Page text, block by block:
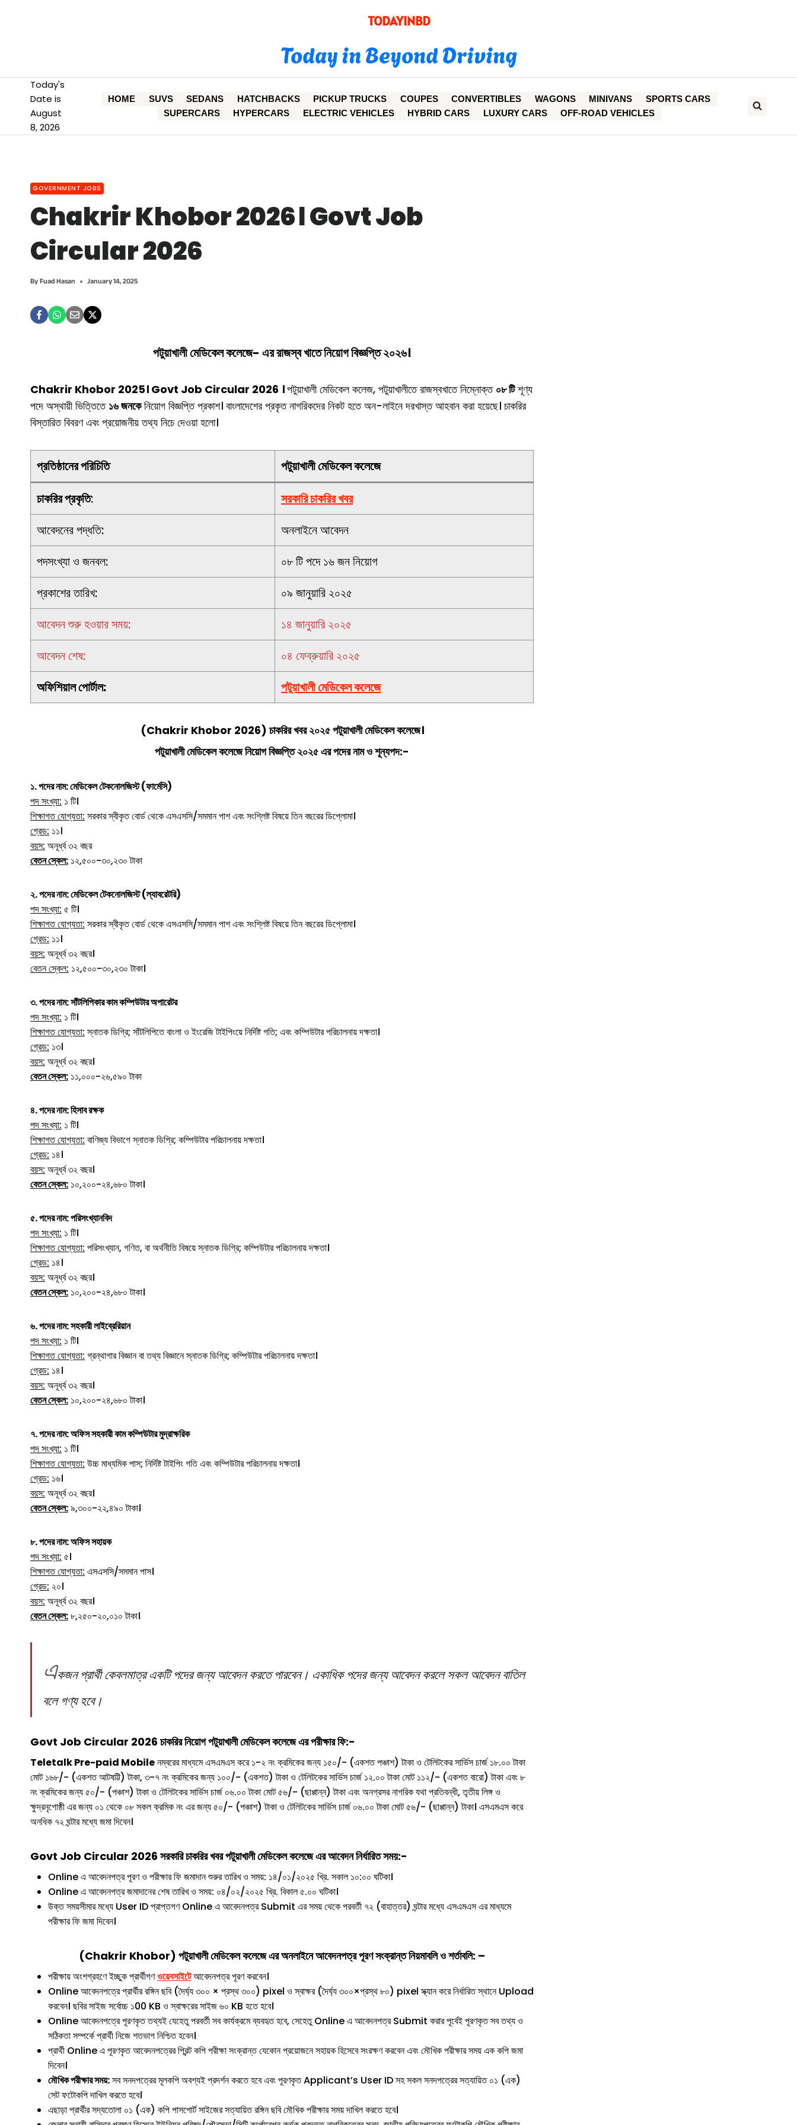
TODAYINBD
Today in Beyond Driving
Today's
Date is
August
8, 2026
HOME SUVS SEDANS HATCHBACKS PICKUP TRUCKS COUPES CONVERTIBLES WAGONS MINIVANS
SPORTS CARS
SUPERCARS
HYPERCARS ELECTRIC VEHICLES HYBRID CARS LUXURY CARS OFF-ROAD VEHICLES
GOVERNMENT JOBS
Chakrir Khobor 2026। Govt Job
Circular 2026
ByFuad Hasan January 14, 2025
পটুয়াখালী মেডিকেল কলেজে- এর রাজস্ব খাতে নিয়োগ বিজ্ঞপ্তি ২০২৬।
Chakrir Khobor 2025। Govt Job Circular 2026 ।পটুয়াখালী মেডিকেল কলেজ, পটুয়াখালীতে রাজস্বখাতে নিম্নোক্ত ০৮ টিশূণ্য
পদে অস্থায়ী ভিত্তিতে ১৬ জনকেনিয়োগ বিজ্ঞপ্তি প্রকাশ। বাংলাদেশের প্রকৃত নাগরিকদের নিকট হতে অন-লাইনে দরখাস্ত আহবান করা হয়েছে। চাকরির
বিস্তারিত বিবরণ এবং প্রয়োজনীয় তথ্য নিচে দেওয়া হলো।
প্রতিষ্ঠানের পরিচিতি
পটুয়াখালী মেডিকেল কলেজে
চাকরির প্রকৃতি:
সরকারি চাকরির খবর
আবেদনের পদ্ধতি:
অনলাইনে আবেদন
পদসংখ্যা ও জনবল:
০৮ টি পদে ১৬ জন নিয়োগ
প্রকাশের তারিখ:
০৯ জানুয়ারি ২০২৫
আবেদন শুরু হওয়ার সময়:
১৪ জানুয়ারি ২০২৫
আবেদন শেষ:
০৪ ফেব্রুয়ারি ২০২৫
অফিশিয়াল পোর্টাল:
পটুয়াখালী মেডিকেল কলেজে
(Chakrir Khobor 2026) চাকরির খবর ২০২৫পটুয়াখালী মেডিকেল কলেজে।
পটুয়াখালী মেডিকেল কলেজেনিয়োগ বিজ্ঞপ্তি ২০২৫ এর পদের নাম ও শূন্যপদ:-
১. পদের নাম: মেডিকেল টেকনোলজিস্ট (ফার্মেসি)
পদ সংখ্যা: ১ টি।
শিক্ষাগত যোগ্যতা: সরকার স্বীকৃত বোর্ড থেকে এসএসসি/সমমান পাশ এবং সংশ্লিষ্ট বিষয়ে তিন বছরের ডিপ্লোমা।
গ্রেড: ১১।
বয়স: অনূর্ধ্ব ৩২ বছর
বেতন স্কেল: ১২,৫০০-৩০,২৩০ টাকা
২. পদের নাম: মেডিকেল টেকনোলজিস্ট (ল্যাবরেটরি)
পদ সংখ্যা: ৫ টি।
শিক্ষাগত যোগ্যতা: সরকার স্বীকৃত বোর্ড থেকে এসএসসি/সমমান পাশ এবং সংশ্লিষ্ট বিষয়ে তিন বছরের ডিপ্লোমা।
গ্রেড: ১১।
বয়স: অনূর্ধ্ব ৩২ বছর।
বেতন স্কেল: ১২,৫০০-৩০,২৩০ টাকা।
৩. পদের নাম: সাঁটলিপিকার কাম কম্পিউটার অপারেটর
পদ সংখ্যা: ১ টি।
শিক্ষাগত যোগ্যতা:স্নাতক ডিগ্রি; সাঁটলিপিতে বাংলা ও ইংরেজি টাইপিংয়ে নির্দিষ্ট গতি; এবং কম্পিউটার পরিচালনায় দক্ষতা।
গ্রেড: ১৩।
বয়স: অনূর্ধ্ব ৩২ বছর।
বেতন স্কেল: ১১,০০০-২৬,৫৯০ টাকা
৪. পদের নাম: হিসাব রক্ষক
পদ সংখ্যা: ১ টি।
শিক্ষাগত যোগ্যতা: বাণিজ্য বিভাগে স্নাতক ডিগ্রি; কম্পিউটার পরিচালনায় দক্ষতা।
গ্রেড: ১৪।
বয়স: অনূর্ধ্ব ৩২ বছর।
বেতন স্কেল: ১০,২০০-২৪,৬৮০ টাকা।
৫. পদের নাম: পরিসংখ্যানবিদ
পদ সংখ্যা: ১ টি।
শিক্ষাগত যোগ্যতা: পরিসংখ্যান, গণিত, বা অর্থনীতি বিষয়ে স্নাতক ডিগ্রি; কম্পিউটার পরিচালনায় দক্ষতা।
গ্রেড: ১৪।
বয়স: অনূর্ধ্ব ৩২ বছর।
বেতন স্কেল: ১০,২০০-২৪,৬৮০ টাকা।
৬. পদের নাম: সহকারী লাইব্রেরিয়ান
পদ সংখ্যা: ১ টি।
শিক্ষাগত যোগ্যতা: গ্রন্থাগার বিজ্ঞান বা তথ্য বিজ্ঞানে স্নাতক ডিগ্রি; কম্পিউটার পরিচালনায় দক্ষতা।
গ্রেড: ১৪।
বয়স: অনূর্ধ্ব ৩২ বছর।
বেতন স্কেল: ১০,২০০-২৪,৬৮০ টাকা।
৭. পদের নাম: অফিস সহকারী কাম কম্পিউটার মুদ্রাক্ষরিক
পদ সংখ্যা: ১ টি।
শিক্ষাগত যোগ্যতা: উচ্চ মাধ্যমিক পাস; নির্দিষ্ট টাইপিং গতি এবং কম্পিউটার পরিচালনায় দক্ষতা।
গ্রেড: ১৬।
বয়স: অনূর্ধ্ব ৩২ বছর।
বেতন স্কেল:৯,৩০০-২২,৪৯০ টাকা।
৮. পদের নাম: অফিস সহায়ক
পদ সংখ্যা: ৫।
শিক্ষাগত যোগ্যতা: এসএসসি/সমমান পাস।
গ্রেড: ২০।
বয়স: অনূর্ধ্ব ৩২ বছর।
বেতন স্কেল:৮,২৫০-২০,০১০ টাকা।
একজন প্রার্থী কেবলমাত্র একটি পদের জন্য আবেদন করতে পারবেন। একাধিক পদের জন্য আবেদন করলে সকল আবেদন বাতিল
বলে গণ্য হবে।
Govt Job Circular 2026 চাকরির নিয়োগ পটুয়াখালী মেডিকেল কলেজে এর পরীক্ষার ফি:-
Teletalk Pre-paid Mobileনম্বরের মাধ্যমে এসএমএস করে ১-২ নং ক্রমিকের জন্য ১৫০/- (একশত পঞ্চাশ) টাকা ও টেলিটকের সার্ভিস চার্জ ১৮.০০ টাকা
মোট ১৬৮/- (একশত আটষট্টি) টাকা, ৩-৭ নং ক্রমিকের জন্য ১০০/- (একশত) টাকা ও টেলিটকের সার্ভিস চার্জ ১২.০০ টাকা মোট ১১২/- (একশত বারো) টাকা এবং ৮
নং ক্রমিকের জন্য ৫০/- (পঞ্চাশ) টাকা ও টেলিটকের সার্ভিস চার্জ ০৬.০০ টাকা মোট ৫৬/- (ছাপ্পান্ন) টাকা এবং অনগ্রসর নাগরিক যথা প্রতিবন্ধী, তৃতীয় লিঙ্গ ও
ক্ষুদ্রনৃগোষ্ঠী এর জন্য ০১ থেকে ০৮ সকল ক্রমিক নং এর জন্য ৫০/- (পঞ্চাশ) টাকা ও টেলিটকের সার্ভিস চার্জ ০৬.০০ টাকা মোট ৫৬/- (ছাপ্পান্ন) টাকা। এসএমএস করে
অনধিক ৭২ ঘন্টার মধ্যে জমা দিবেন।
Govt Job Circular 2026 সরকারি চাকরির খবর পটুয়াখালী মেডিকেল কলেজে এর আবেদন নির্ধারিত সময়:-
Online এ আবেদনপত্র পূরণ ও পরীক্ষার ফি জমাদান শুরুর তারিখ ও সময়: ১৪/০১/২০২৫ খ্রি. সকাল ১০:০০ ঘটিকা।
Online এ আবেদনপত্র জমাদানের শেষ তারিখ ও সময়: ০৪/০২/২০২৫ খ্রি. বিকাল ৫.০০ ঘটিকা।
উক্ত সময়সীমার মধ্যে User ID প্রাপ্তগণ Online এ আবেদনপত্র Submit এর সময় থেকে পরবর্তী ৭২ (বাহাত্তর) ঘন্টার মধ্যে এসএমএস এর মাধ্যমে
পরীক্ষার ফি জমা দিবেন।
(Chakrir Khobor) পটুয়াখালী মেডিকেল কলেজে এর অনলাইনে আবেদনপত্র পূরণ সংক্রান্ত নিয়মাবলি ও শর্তাবলি: –
পরীক্ষায় অংশগ্রহণে ইচ্ছুক প্রার্থীগণওয়েবসাইটেআবেদনপত্র পূরণ করবেন।
Online আবেদনপত্রে প্রার্থীর রঙ্গিন ছবি (দৈর্ঘ্য ৩০০ × প্রস্থ ৩০০) pixel ও স্বাক্ষর (দৈর্ঘ্য ৩০০×প্রস্থ ৮০) pixel স্ক্যান করে নির্ধারিত স্থানে Upload
করবেন। ছবির সাইজ সর্বোচ্চ ১00 KB ও স্বাক্ষরের সাইজ ৬০ KB হতে হবে।
Online আবেদনপত্রে পূরণকৃত তথ্যই যেহেতু পরবর্তী সব কার্যক্রমে ব্যবহৃত হবে, সেহেতু Online এ আবেদনপত্র Submit করার পূর্বেই পূরণকৃত সব তথ্য ও
সঠিকতা সম্পর্কে প্রার্থী নিজে শতভাগ নিশ্চিত হবেন।
প্রার্থী Online এ পূরণকৃত আবেদনপত্রের প্রিন্ট কপি পরীক্ষা সংক্রান্ত যেকোন প্রয়োজনে সহায়ক হিসেবে সংরক্ষণ করবেন এবং মৌখিক পরীক্ষার সময় এক কপি জমা
দিবেন।
মৌখিক পরীক্ষার সময়:সব সনদপত্রের মূলকপি অবশ্যই প্রদর্শন করতে হবে এবং পূরণকৃত Applicant’s User ID সহ সকল সনদপত্রের সত্যায়িত ০১ (এক)
সেট ফটোকপি দাখিল করতে হবে।
এছাড়া প্রার্থীর সদ্যতোলা ০১ (এক) কপি পাসপোর্ট সাইজের সত্যায়িত রঙ্গিন ছবি মৌখিক পরীক্ষার সময় দাখিল করতে হবে।